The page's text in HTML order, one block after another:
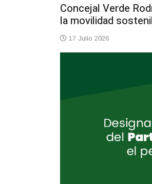
Concejal Verde
la movilidad
17 Julio 2026